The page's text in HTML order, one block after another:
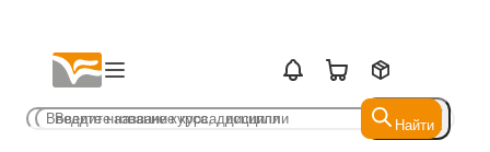
Найти
Найти